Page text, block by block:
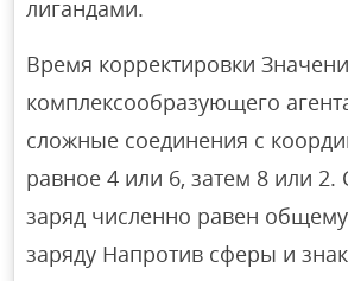
лигандами.
Время корректировки
комплексообразующего
сложные соединения с
равное 4 или 6, затем 8 или 2.
заряд численно равен
заряду Напротив сферы и